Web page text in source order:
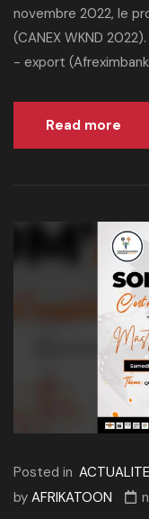
novembre 2022, le
(CANEX WKND
- export
Read more
Posted in ACTUALITE
by AFRIKATOON